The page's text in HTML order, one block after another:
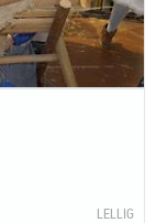
LELLIG